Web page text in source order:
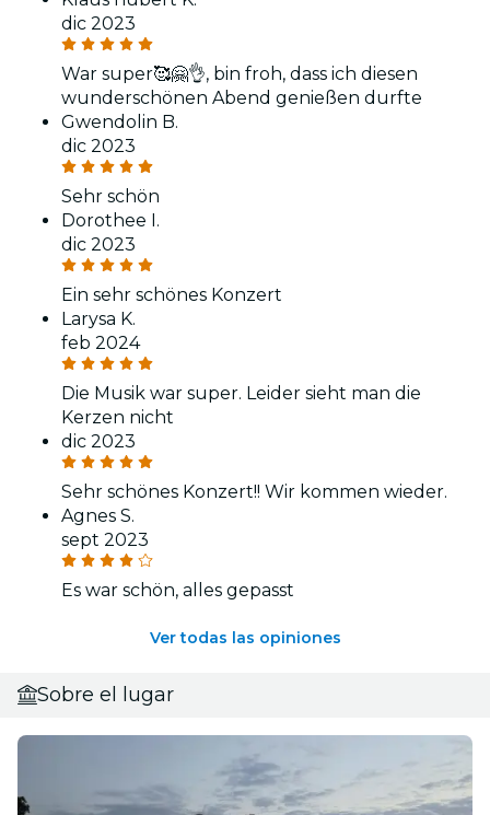
dic 2023
War super🥰🤗👌, bin froh, dass ich diesen
wunderschönen Abend genießen durfte
Gwendolin B.
dic 2023
Sehr schön
Dorothee I.
dic 2023
Ein sehr schönes Konzert
Larysa K.
feb 2024
Die Musik war super. Leider sieht man die
Kerzen nicht
dic 2023
Sehr schönes Konzert!! Wir kommen wieder.
Agnes S.
sept 2023
Es war schön, alles gepasst
Ver todas las opiniones
Sobre el lugar